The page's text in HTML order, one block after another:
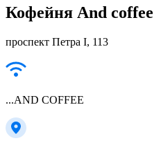
Кофейня And coffee
проспект Петра I, 113
...AND COFFEE